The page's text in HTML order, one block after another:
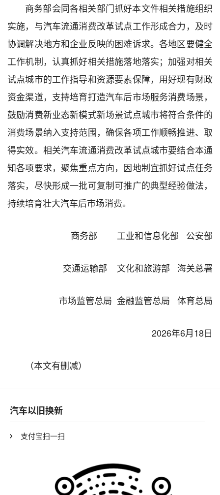
商务部会同各相关部门抓好本文件相关措施组织
实施，与汽车流通消费改革试点工作形成合力，及时
协调解决地方和企业反映的困难诉求。各地区要健全
工作机制，认真抓好相关措施落地落实；加强对相关
试点城市的工作指导和资源要素保障，用好现有财政
资金渠道，支持培育打造汽车后市场服务消费场景，
鼓励消费新业态新模式新场景试点城市将符合条件的
消费场景纳入支持范围，确保各项工作顺畅推进、取
得实效。相关汽车流通消费改革试点城市要结合本通
知各项要求，聚焦重点方向，因地制宜抓好试点任务
落实，尽快形成一批可复制可推广的典型经验做法，
持续培育壮大汽车后市场消费。
商务部 工业和信息化部 公安部
交通运输部 文化和旅游部 海关总署
市场监管总局 金融监管总局 体育总局
2026年6月18日
（本文有删减）
汽车以旧换新
支付宝扫一扫